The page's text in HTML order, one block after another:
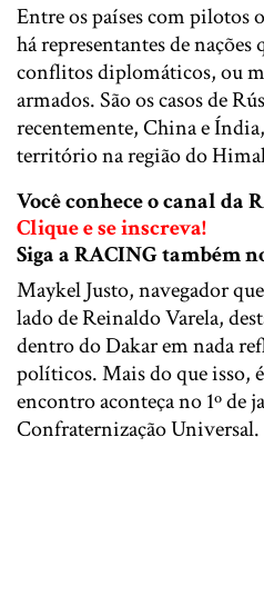
Entre os países com pilotos
há representantes de
conflitos diplomáticos, ou
armados. São os casos de
recentemente, China e
território na região do
Você conhece o canal da
Clique e se inscreva!
Siga a RACING também
Maykel Justo, navegador
lado de Reinaldo Varela,
dentro do Dakar em nada
políticos. Mais do que isso,
encontro aconteça no 1º de
Confraternização Universal.